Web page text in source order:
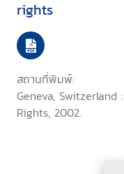
rights
สถานที่พิมพ์:
Geneva,
Rights, 2002.